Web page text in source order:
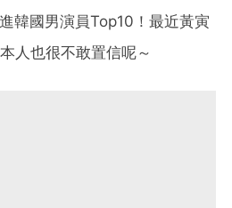
韓國男演員Top10！最近黃寅
人也很不敢置信呢～